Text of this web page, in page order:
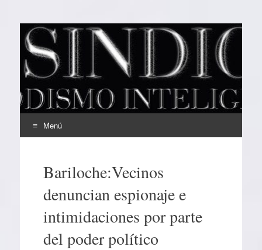
EL SINDICAL
Periodismo Inteligente
Menú
contenidoBariloche:Vecinos
denuncian espionaje e
intimidaciones por parte
del poder político